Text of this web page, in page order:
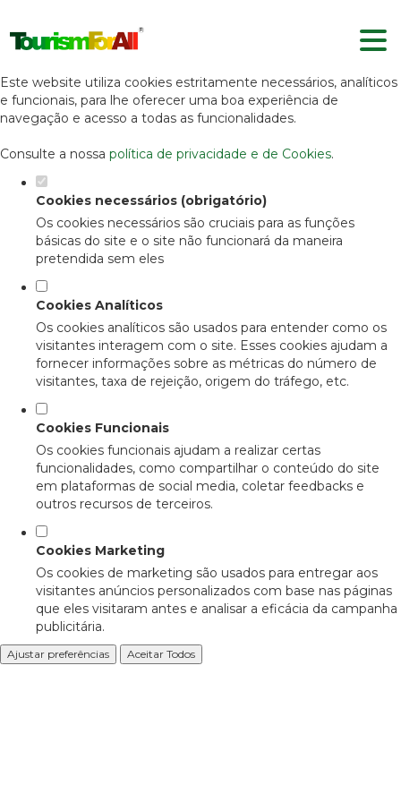
Defina as suas preferências de
cookies para este website.
Este website utiliza cookies estritamente necessários, analíticos
e funcionais, para lhe oferecer uma boa experiência de
navegação e acesso a todas as funcionalidades.
Consulte a nossa política de privacidade e de Cookies.
Cookies necessários (obrigatório)
Os cookies necessários são cruciais para as funções
básicas do site e o site não funcionará da maneira
pretendida sem eles
Cookies Analíticos
Os cookies analíticos são usados para entender como os
visitantes interagem com o site. Esses cookies ajudam a
fornecer informações sobre as métricas do número de
visitantes, taxa de rejeição, origem do tráfego, etc.
Cookies Funcionais
Os cookies funcionais ajudam a realizar certas
funcionalidades, como compartilhar o conteúdo do site
em plataformas de social media, coletar feedbacks e
outros recursos de terceiros.
Cookies Marketing
Os cookies de marketing são usados para entregar aos
visitantes anúncios personalizados com base nas páginas
que eles visitaram antes e analisar a eficácia da campanha
publicitária.
Ajustar preferências Aceitar Todos